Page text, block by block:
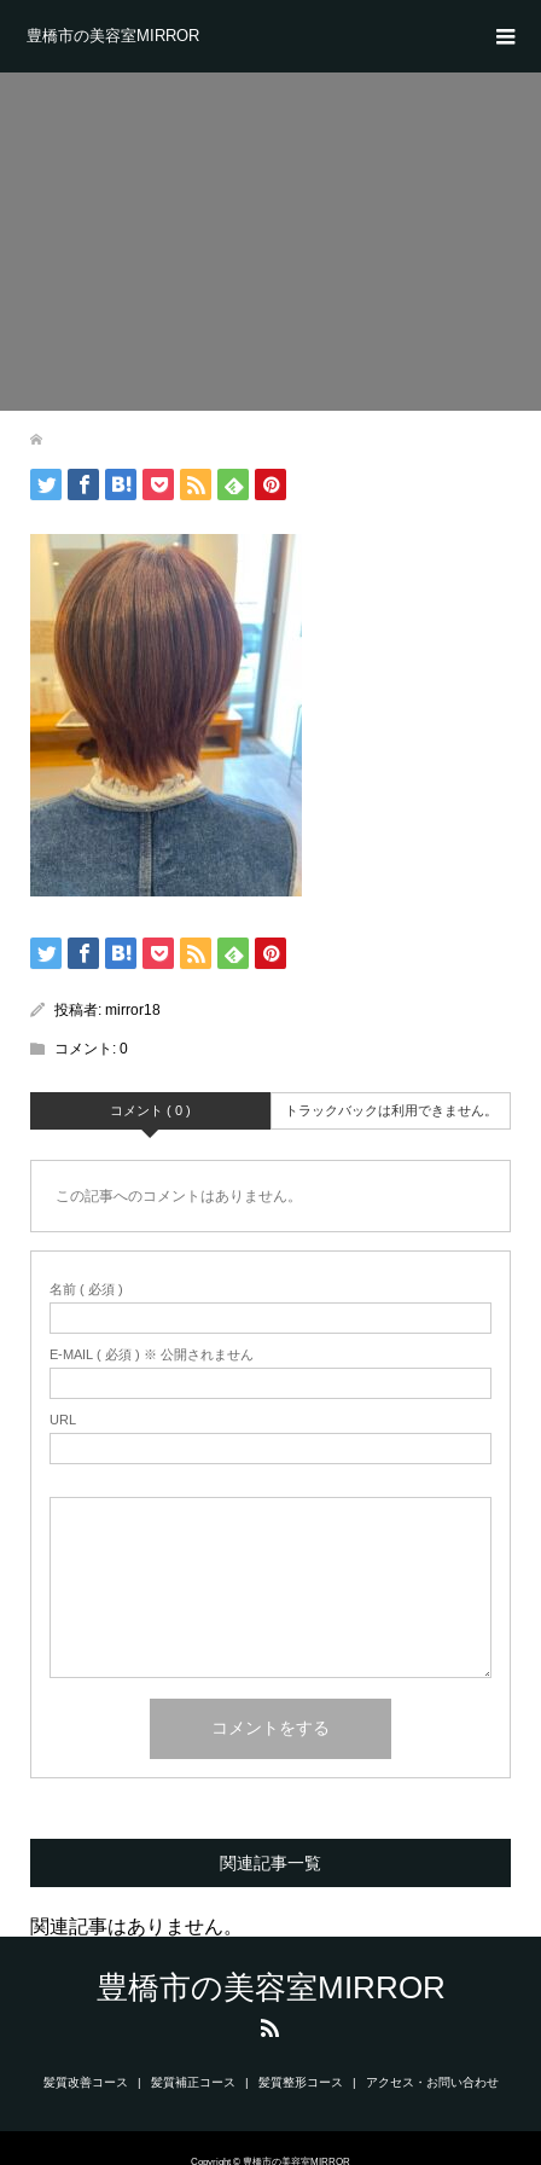
豊橋市の美容室MIRROR
投稿者: mirror18
コメント: 0
コメント ( 0 ) トラックバックは利用できません。
この記事へのコメントはありません。
名前 ( 必須 )
E-MAIL ( 必須 ) ※ 公開されません
URL
関連記事一覧
関連記事はありません。
豊橋市の美容室MIRROR
髪質改善コース 髪質補正コース 髪質整形コース アクセス・お問い合わせ
Copyright © 豊橋市の美容室MIRROR